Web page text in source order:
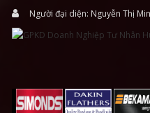
Người đại diện: Nguyễn Thị